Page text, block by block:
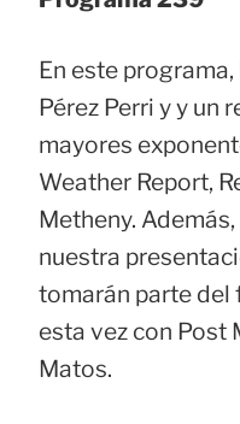
En este
Pérez Perri y y un
mayores
Weather Report,
Metheny.
nuestra
tomarán parte del
esta vez con Post
Matos.